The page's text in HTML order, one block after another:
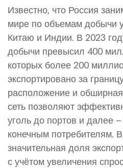
Известно, что Россия
мире по объемам добычи
Китаю и Индии. В 2023
добычи превысил 400
которых более 200
экспортировано за
расположение и
сеть позволяют
уголь до портов и далее
конечным потребителям.
значительная доля
с учётом увеличения